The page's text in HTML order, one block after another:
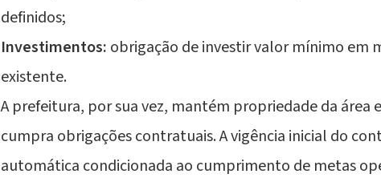
definidos;
Investimentos: obrigação de investir valor mínimo em
existente.
A prefeitura, por sua vez, mantém propriedade da área
cumpra obrigações contratuais. A vigência inicial do
automática condicionada ao cumprimento de metas